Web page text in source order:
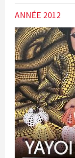
ANNÉE 2012